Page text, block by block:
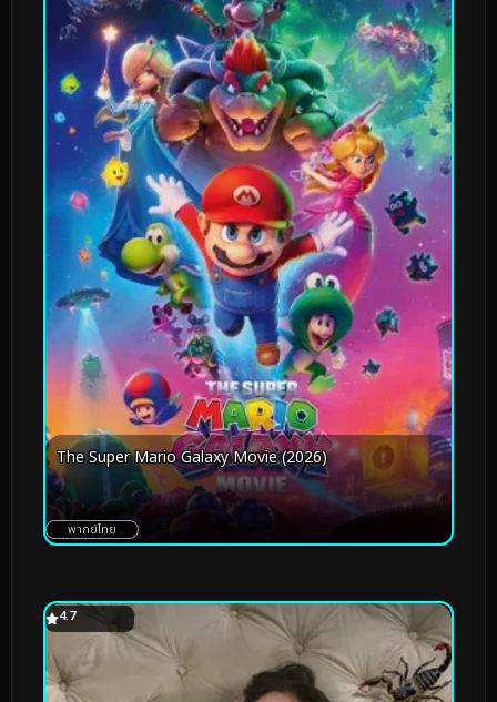
The Super Mario Galaxy Movie (2026)
พากย์ไทย
4.7